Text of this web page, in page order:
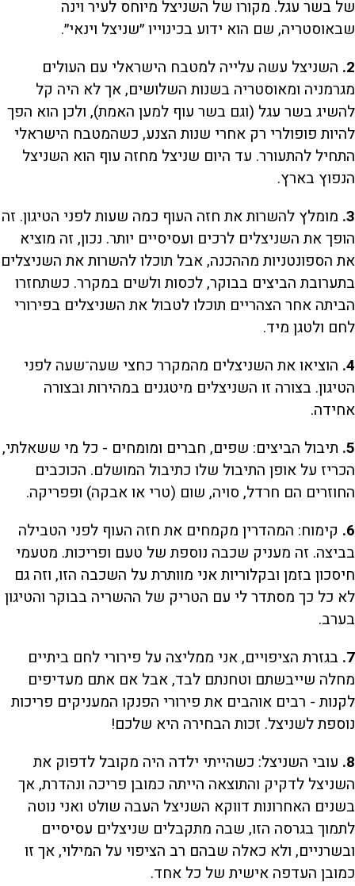
של בשר עגל. מקורו של השניצל מיוחס לעיר וינה
שבאוסטריה, שם הוא ידוע בכינוייו ״שניצל וינאי״.
2. השניצל עשה עלייה למטבח הישראלי עם העולים
מגרמניה ומאוסטריה בשנות השלושים, אך לא היה קל
להשיג בשר עגל (וגם בשר עוף למען האמת), ולכן הוא הפך
להיות פופולרי רק אחרי שנות הצנע, כשהמטבח הישראלי
התחיל להתעורר. עד היום שניצל מחזה עוף הוא השניצל
הנפוץ בארץ.
3. מומלץ להשרות את חזה העוף כמה שעות לפני הטיגון. זה
הופך את השניצלים לרכים ועסיסיים יותר. נכון, זה מוציא
את הספונטניות מההכנה, אבל תוכלו להשרות את השניצלים
בתערובת הביצים בבוקר, לכסות ולשים במקרר. כשתחזרו
הביתה אחר הצהריים תוכלו לטבול את השניצלים בפירורי
לחם ולטגן מיד.
4. הוציאו את השניצלים מהמקרר כחצי שעה־שעה לפני
הטיגון. בצורה זו השניצלים מיטגנים במהירות ובצורה
אחידה.
5. תיבול הביצים: שפים, חברים ומומחים - כל מי ששאלתי,
הכריז על אופן התיבול שלו כתיבול המושלם. הכוכבים
החוזרים הם חרדל, סויה, שום (טרי או אבקה) ופפריקה.
6. קימוח: המהדרין מקמחים את חזה העוף לפני הטבילה
בביצה. זה מעניק שכבה נוספת של טעם ופריכות. מטעמי
חיסכון בזמן ובקלוריות אני מוותרת על השכבה הזו, וזה גם
לא כל כך מסתדר לי עם הטריק של ההשריה בבוקר והטיגון
בערב.
7. בגזרת הציפויים, אני ממליצה על פירורי לחם ביתיים
מחלה שייבשתם וטחנתם לבד, אבל אם אתם מעדיפים
לקנות - רבים אוהבים את פירורי הפנקו המעניקים פריכות
נוספת לשניצל. זכות הבחירה היא שלכם!
8. עובי השניצל: כשהייתי ילדה היה מקובל לדפוק את
השניצל לדקיק והתוצאה הייתה כמובן פריכה ונהדרת, אך
בשנים האחרונות דווקא השניצל העבה שולט ואני נוטה
לתמוך בגרסה הזו, שבה מתקבלים שניצלים עסיסיים
ובשרניים, ולא כאלה שבהם רב הציפוי על המילוי, אך זו
כמובן העדפה אישית של כל אחד.